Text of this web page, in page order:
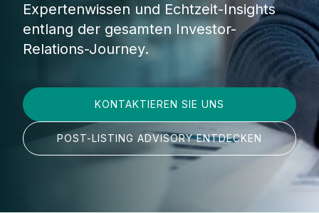
Expertenwissen und Echtzeit-Insights
entlang der gesamten Investor-
Relations-Journey.
KONTAKTIEREN SIE UNS
POST-LISTING ADVISORY ENTDECKEN